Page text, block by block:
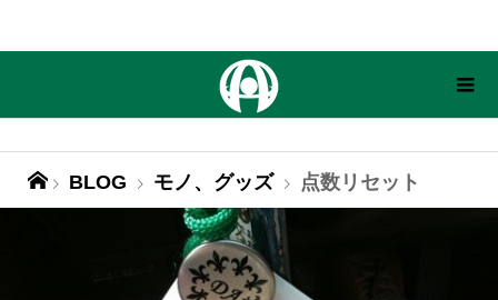
BLOG モノ、グッズ 点数リセット